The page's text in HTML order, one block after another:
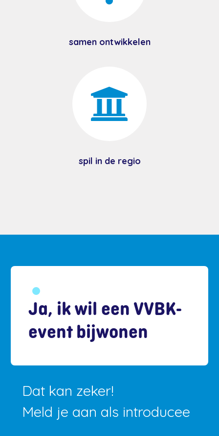
samen ontwikkelen

spil in de regio
Ja, ik wil een VVBK-
event bijwonen
Dat kan zeker!
Meld je aan als introducee